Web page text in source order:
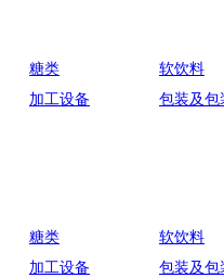
糖类
软饮料
加工设备 包装及包
糖类
软饮料
加工设备 包装及包